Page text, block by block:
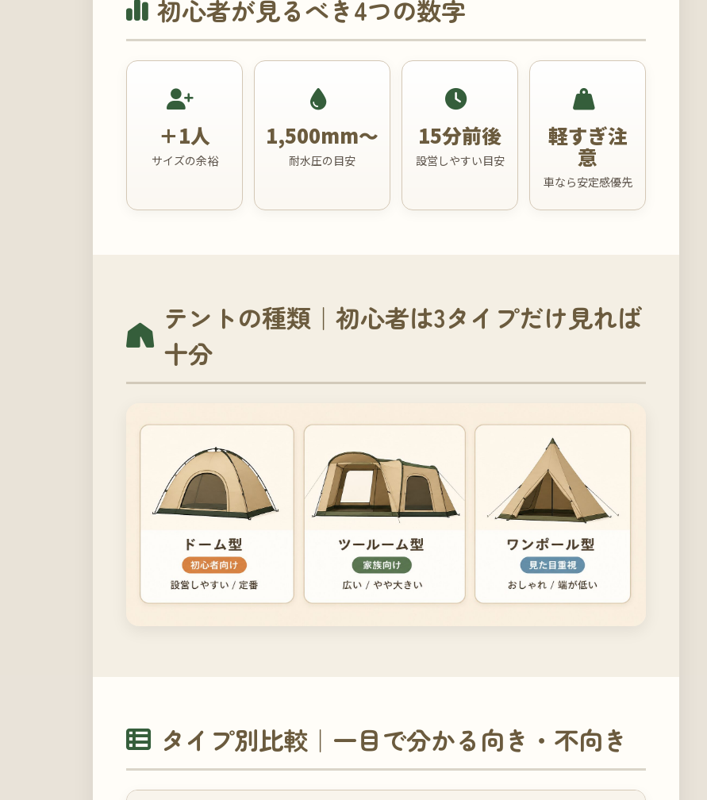
初心者が見るべき4つの数字
＋1人
サイズの余裕
1,500mm〜
耐水圧の目安
15分前後
設営しやすい目安
軽すぎ注
意
車なら安定感優先
テントの種類｜初心者は3タイプだけ見れば
十分
タイプ別比較｜一目で分かる向き・不向き